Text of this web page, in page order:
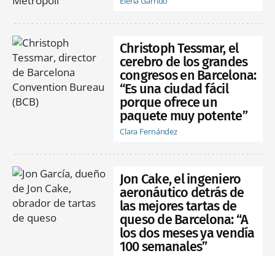
Christoph Tessmar, el
cerebro de los grandes
congresos en Barcelona:
“Es una ciudad fácil
porque ofrece un
paquete muy potente”
Clara Fernández
Jon Cake, el ingeniero
aeronáutico detrás de
las mejores tartas de
queso de Barcelona: “A
los dos meses ya vendía
100 semanales”